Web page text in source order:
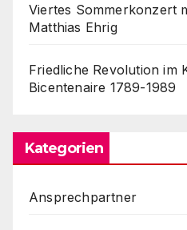
Viertes Sommerkonzert
Matthias Ehrig
Friedliche Revolution im
Bicentenaire 1789-1989
Kategorien
Ansprechpartner